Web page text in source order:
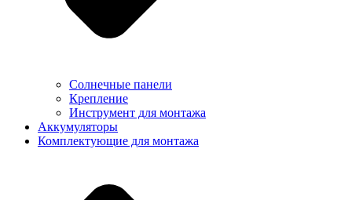
Солнечные панели
Крепление
Инструмент для монтажа
Аккумуляторы
Комплектующие для монтажа